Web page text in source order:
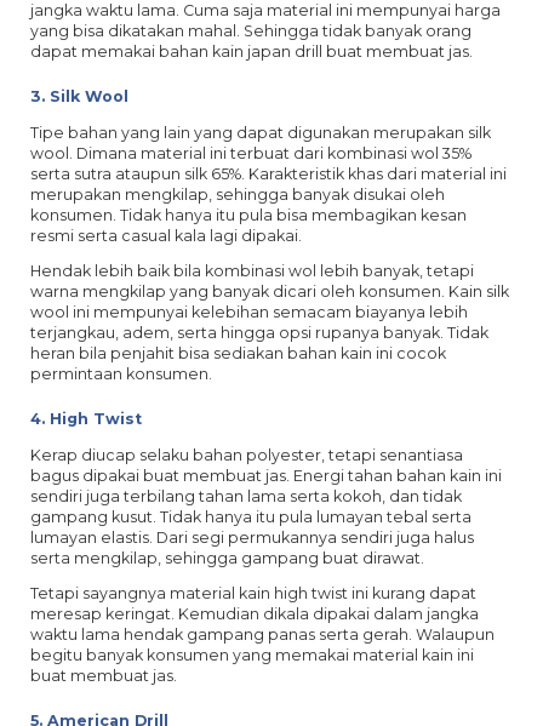
jangka waktu lama. Cuma saja material ini mempunyai harga
yang bisa dikatakan mahal. Sehingga tidak banyak orang
dapat memakai bahan kain japan drill buat membuat jas.
3. Silk Wool
Tipe bahan yang lain yang dapat digunakan merupakan silk
wool. Dimana material ini terbuat dari kombinasi wol 35%
serta sutra ataupun silk 65%. Karakteristik khas dari material ini
merupakan mengkilap, sehingga banyak disukai oleh
konsumen. Tidak hanya itu pula bisa membagikan kesan
resmi serta casual kala lagi dipakai.
Hendak lebih baik bila kombinasi wol lebih banyak, tetapi
warna mengkilap yang banyak dicari oleh konsumen. Kain silk
wool ini mempunyai kelebihan semacam biayanya lebih
terjangkau, adem, serta hingga opsi rupanya banyak. Tidak
heran bila penjahit bisa sediakan bahan kain ini cocok
permintaan konsumen.
4. High Twist
Kerap diucap selaku bahan polyester, tetapi senantiasa
bagus dipakai buat membuat jas. Energi tahan bahan kain ini
sendiri juga terbilang tahan lama serta kokoh, dan tidak
gampang kusut. Tidak hanya itu pula lumayan tebal serta
lumayan elastis. Dari segi permukannya sendiri juga halus
serta mengkilap, sehingga gampang buat dirawat.
Tetapi sayangnya material kain high twist ini kurang dapat
meresap keringat. Kemudian dikala dipakai dalam jangka
waktu lama hendak gampang panas serta gerah. Walaupun
begitu banyak konsumen yang memakai material kain ini
buat membuat jas.
5. American Drill